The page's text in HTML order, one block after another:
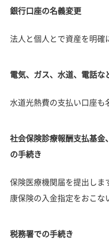
銀行口座の名義変更
法人と個人とで資産を明確
電気、ガス、水道、電話な
水道光熱費の支払い口座も
社会保険診療報酬支払基金
の手続き
保険医療機関届を提出しま
康保険の入金指定をおこな
税務署での手続き